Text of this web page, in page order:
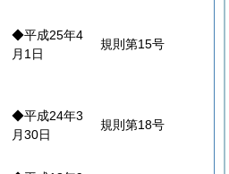
◆平成25年4
月1日
規則第15号
◆平成24年3
月30日
規則第18号